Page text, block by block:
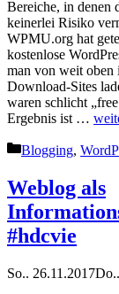
Bereiche, in denen
keinerlei Risiko
WPMU.org hat
kostenlose
man von weit oben
Download-Sites
waren schlicht
Ergebnis ist …
Kategorien
Blogging,
Weblog als
#hdcvie
So.. 26.11.2017